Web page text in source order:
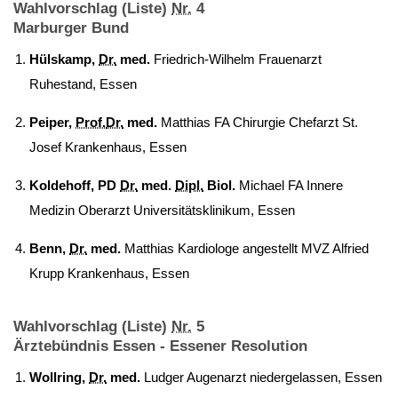
Wahlvorschlag (Liste) Nr. 4
Marburger Bund
Hülskamp, Dr. med. Friedrich-Wilhelm Frauenarzt
Ruhestand, Essen
Peiper, Prof.Dr. med. Matthias FA Chirurgie Chefarzt St.
Josef Krankenhaus, Essen
Koldehoff, PD Dr. med. Dipl. Biol. Michael FA Innere
Medizin Oberarzt Universitätsklinikum, Essen
Benn, Dr. med. Matthias Kardiologe angestellt MVZ Alfried
Krupp Krankenhaus, Essen
Wahlvorschlag (Liste) Nr. 5
Ärztebündnis Essen - Essener Resolution
Wollring, Dr. med. Ludger Augenarzt niedergelassen, Essen